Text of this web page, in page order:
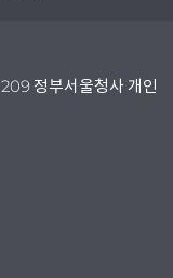
정부서울청사 개인